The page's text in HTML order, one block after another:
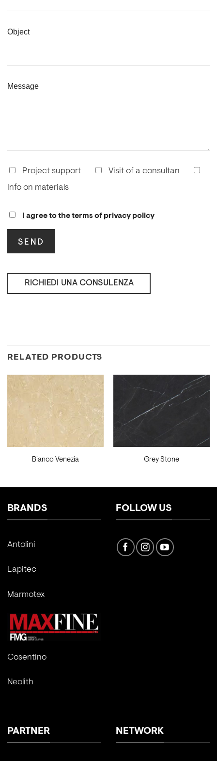
Object
Message
Project support
Visit of a consultan
Info on materials
I agree to the terms of privacy policy
RICHIEDI UNA CONSULENZA
RELATED PRODUCTS
Bianco Venezia Grey Stone
BRANDS
Antolini
Lapitec
Marmotex
Cosentino
Neolith
FOLLOW US
PARTNER NETWORK